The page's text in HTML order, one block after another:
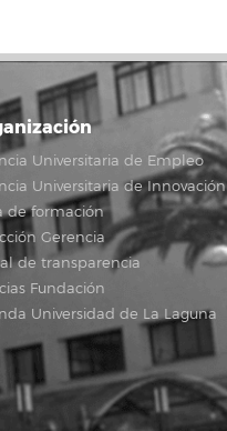
Universitaria de Empleo
Universitaria de Innovación
de formación
Gerencia
de transparencia
Fundación
Universidad de La Laguna